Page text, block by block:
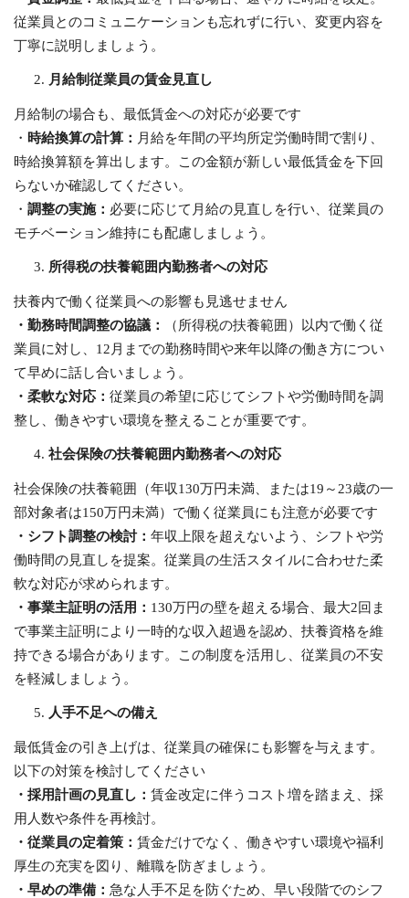
従業員とのコミュニケーションも忘れずに行い、変更内容を
丁寧に説明しましょう。
月給制従業員の賃金見直し
月給制の場合も、最低賃金への対応が必要です
・ 時給換算の計算： 月給を年間の平均所定労働時間で割り、
時給換算額を算出します。この金額が新しい最低賃金を下回
らないか確認してください。
・ 調整の実施： 必要に応じて月給の見直しを行い、従業員の
モチベーション維持にも配慮しましょう。
所得税の扶養範囲内勤務者への対応
扶養内で働く従業員への影響も見逃せません
・勤務時間調整の協議：
（所得税の扶養範囲）以内で働く従
業員に対し、12月までの勤務時間や来年以降の働き方につい
て早めに話し合いましょう。
・柔軟な対応： 従業員の希望に応じてシフトや労働時間を調
整し、働きやすい環境を整えることが重要です。
社会保険の扶養範囲内勤務者への対応
社会保険の扶養範囲（年収130万円未満、または19～23歳の一
部対象者は150万円未満）で働く従業員にも注意が必要です
・シフト調整の検討： 年収上限を超えないよう、シフトや労
働時間の見直しを提案。従業員の生活スタイルに合わせた柔
軟な対応が求められます。
・事業主証明の活用： 130万円の壁を超える場合、最大2回ま
で事業主証明により一時的な収入超過を認め、扶養資格を維
持できる場合があります。この制度を活用し、従業員の不安
を軽減しましょう。
人手不足への備え
最低賃金の引き上げは、従業員の確保にも影響を与えます。
以下の対策を検討してください
・採用計画の見直し： 賃金改定に伴うコスト増を踏まえ、採
用人数や条件を再検討。
・従業員の定着策： 賃金だけでなく、働きやすい環境や福利
厚生の充実を図り、離職を防ぎましょう。
・早めの準備： 急な人手不足を防ぐため、早い段階でのシフ